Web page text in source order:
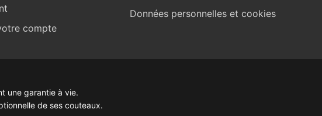
compte
Données personnelles et cookies
une garantie à vie.
de ses couteaux.